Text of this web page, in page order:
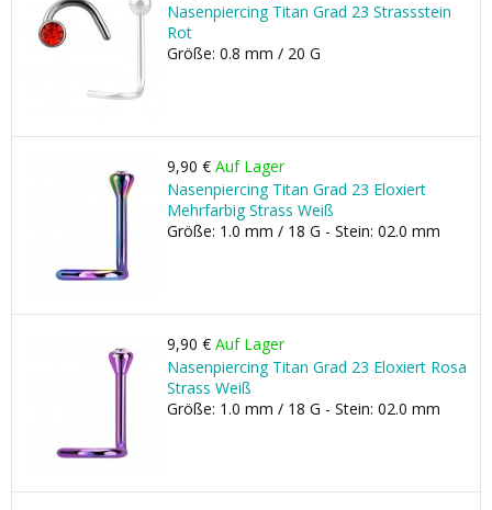
Nasenpiercing Titan Grad 23 Strassstein
Rot
Größe: 0.8 mm / 20 G
9,90 € Auf Lager
Nasenpiercing Titan Grad 23 Eloxiert
Mehrfarbig Strass Weiß
Größe: 1.0 mm / 18 G - Stein: 02.0 mm
9,90 € Auf Lager
Nasenpiercing Titan Grad 23 Eloxiert Rosa
Strass Weiß
Größe: 1.0 mm / 18 G - Stein: 02.0 mm